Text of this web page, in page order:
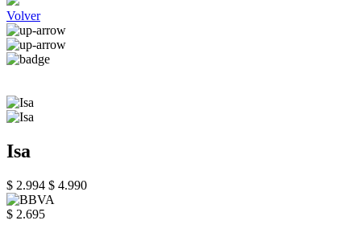
Volver
Isa
$ 2.994 $ 4.990
$ 2.695